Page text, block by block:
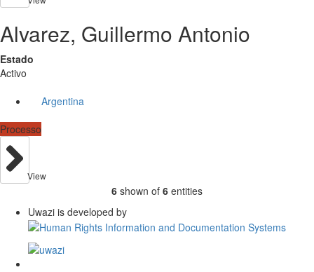
Alvarez, Guillermo Antonio
Estado
Activo
Argentina
Processo
View
6 shown of 6 entities
Uwazi is developed by